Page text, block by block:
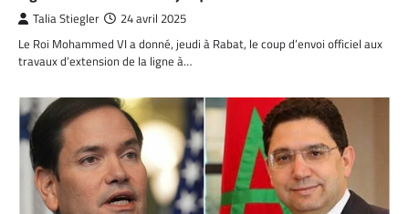
Talia Stiegler 24 avril 2025
Le Roi Mohammed VI a donné, jeudi à Rabat, le coup d’envoi officiel aux
travaux d’extension de la ligne à…